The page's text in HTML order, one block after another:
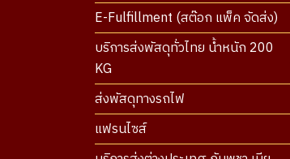
E-Fulfillment (สต๊อก แพ็ค จัดส่ง)
บริการส่งพัสดุทั่วไทย น้ำหนัก 200
KG
ส่งพัสดุทางรถไฟ
แฟรนไซส์